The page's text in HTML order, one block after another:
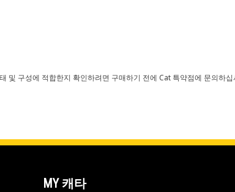
구성에 적합한지 확인하려면 구매하기 전에 Cat 특약점에 문의하
MY 캐타